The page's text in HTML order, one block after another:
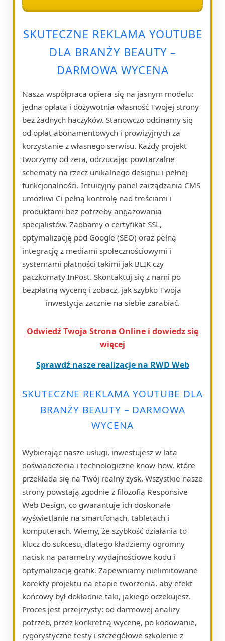
SKUTECZNE REKLAMA YOUTUBE
DLA BRANŻY BEAUTY –
DARMOWA WYCENA
Nasza współpraca opiera się na jasnym modelu:
jedna opłata i dożywotnia własność Twojej strony
bez żadnych haczyków. Stanowczo odcinamy się
od opłat abonamentowych i prowizyjnych za
korzystanie z własnego serwisu. Każdy projekt
tworzymy od zera, odrzucając powtarzalne
schematy na rzecz unikalnego designu i pełnej
funkcjonalności. Intuicyjny panel zarządzania CMS
umożliwi Ci pełną kontrolę nad treściami i
produktami bez potrzeby angażowania
specjalistów. Zadbamy o certyfikat SSL,
optymalizację pod Google (SEO) oraz pełną
integrację z mediami społecznościowymi i
systemami płatności takimi jak BLIK czy
paczkomaty InPost. Skontaktuj się z nami po
bezpłatną wycenę i zobacz, jak szybko Twoja
inwestycja zacznie na siebie zarabiać.
Odwiedź Twoja Strona Online i dowiedz się
więcej
Sprawdź nasze realizacje na RWD Web
SKUTECZNE REKLAMA YOUTUBE DLA
BRANŻY BEAUTY – DARMOWA
WYCENA
Wybierając nasze usługi, inwestujesz w lata
doświadczenia i technologiczne know-how, które
przekłada się na Twój realny zysk. Wszystkie nasze
strony powstają zgodnie z filozofią Responsive
Web Design, co gwarantuje ich doskonałe
wyświetlanie na smartfonach, tabletach i
komputerach. Wiemy, że szybkość działania to
klucz do sukcesu, dlatego kładziemy ogromny
nacisk na parametry wydajnościowe kodu i
optymalizację grafik. Zapewniamy nielimitowane
korekty projektu na etapie tworzenia, aby efekt
końcowy był dokładnie taki, jakiego oczekujesz.
Proces jest przejrzysty: od darmowej analizy
potrzeb, przez konkretną wycenę, po kodowanie,
rygorystyczne testy i szczegółowe szkolenie z